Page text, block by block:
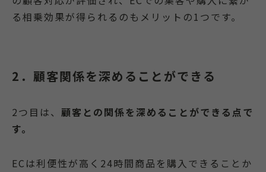
る相乗効果が得られるのもメリットの1つです。
2．顧客関係を深めることができる
2つ目は、 顧客との関係を深めることができる点で
す。
ECは利便性が高く24時間商品を購入できることか